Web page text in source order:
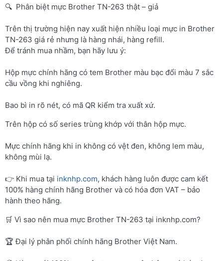
🔍 Phân biệt mực Brother TN-263 thật – giả
Trên thị trường hiện nay xuất hiện nhiều loại mực in Brother
TN-263 giá rẻ nhưng là hàng nhái, hàng refill.
Để tránh mua nhầm, bạn hãy lưu ý:
Hộp mực chính hãng có tem Brother màu bạc đổi màu 7 sắc
cầu vồng khi nghiêng.
Bao bì in rõ nét, có mã QR kiểm tra xuất xứ.
Trên hộp có số series trùng khớp với thân hộp mực.
Mực chính hãng khi in không có vệt đen, không lem màu,
không mùi lạ.
👉 Khi mua tại inknhp.com, khách hàng luôn được cam kết
100% hàng chính hãng Brother và có hóa đơn VAT – bảo
hành theo hãng.
🛒 Vì sao nên mua mực Brother TN-263 tại inknhp.com?
🏆 Đại lý phân phối chính hãng Brother Việt Nam.